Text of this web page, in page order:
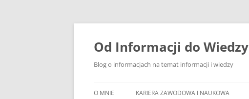
Przejdź
treści
Od Informacji do Wiedzy
Blog o informacjach na temat informacji i wiedzy
O MNIE KARIERA ZAWODOWA I NAUKOWA